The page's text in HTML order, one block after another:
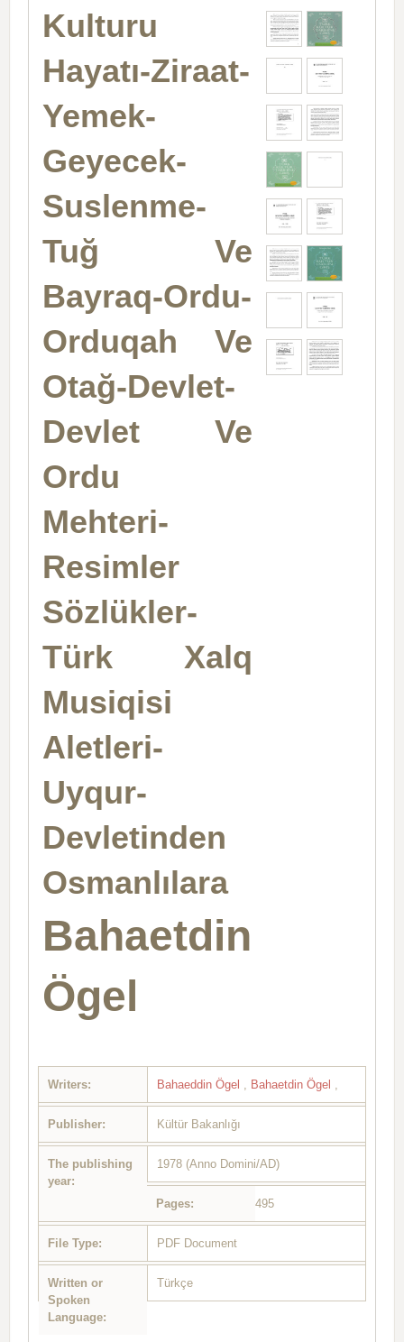
Kulturu
Hayatı-Ziraat-
Yemek-
Geyecek-
Suslenme-
Tuğ Ve
Bayraq-Ordu-
Orduqah Ve
Otağ-Devlet-
Devlet Ve
Ordu
Mehteri-
Resimler
Sözlükler-
Türk Xalq
Musiqisi
Aletleri-
Uyqur-
Devletinden
Osmanlılara
Bahaetdin
Ögel
Writers: Bahaeddin Ögel Bahaetdin Ögel
Publisher: Kültür Bakanlığı
The publishing
year:
1978 (Anno Domini/AD)
Pages: 495
File Type: PDF Document
Written or
Spoken
Language:
Türkçe